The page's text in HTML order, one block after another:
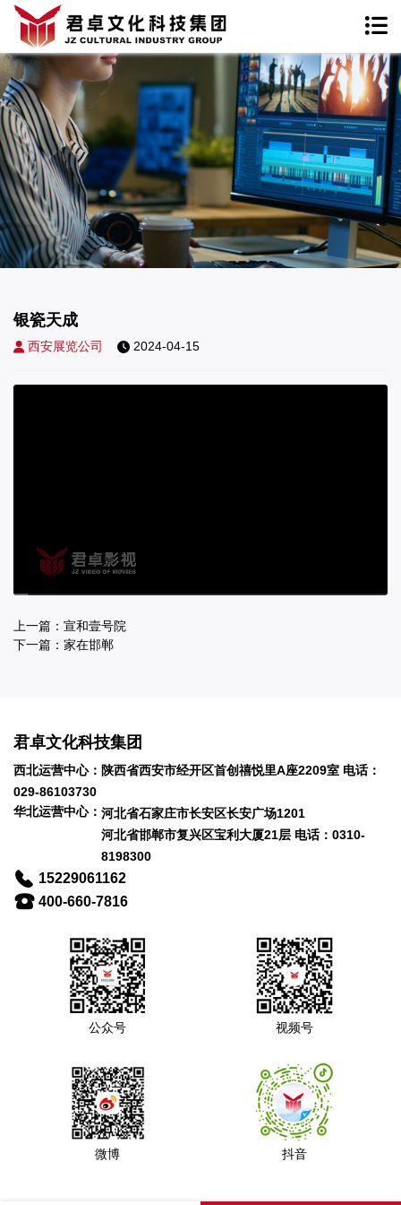
银瓷天成
西安展览公司
2024-04-15
00:00
上一篇： 宣和壹号院
下一篇： 家在邯郸
君卓文化科技集团
西北运营中心：陕西省西安市经开区首创禧悦里A座2209室 电话：
029-86103730
华北运营中心： 河北省石家庄市长安区长安广场1201
河北省邯郸市复兴区宝利大厦21层 电话：0310-
8198300
15229061162
400-660-7816
公众号 视频号
微博 抖音